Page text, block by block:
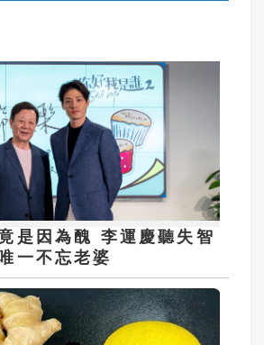
是因為醜 李運慶聽失智
一不忘老婆